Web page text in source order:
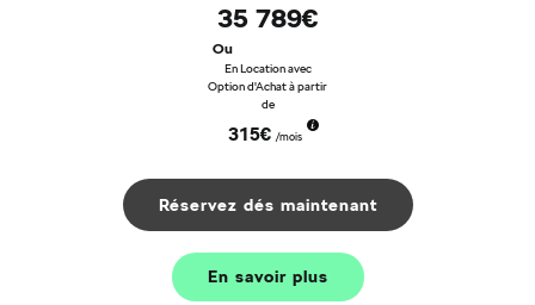
35 789€
Ou
En Location avec
Option d'Achat à partir
de
315€ /mois
Réservez dés maintenant
En savoir plus